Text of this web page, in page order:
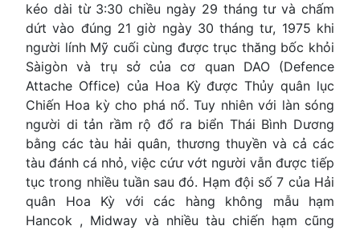
kéo dài từ 3:30 chiều ngày 29 tháng tư và chấm
dứt vào đúng 21 giờ ngày 30 tháng tư, 1975 khi
người lính Mỹ cuối cùng được trục thăng bốc khỏi
Sàigòn và trụ sở của cơ quan DAO (Defence
Attache Office) của Hoa Kỳ được Thủy quân lục
Chiến Hoa kỳ cho phá nổ. Tuy nhiên với làn sóng
người di tản rầm rộ đổ ra biển Thái Bình Dương
bằng các tàu hải quân, thương thuyền và cả các
tàu đánh cá nhỏ, việc cứư vớt người vẫn được tiếp
tục trong nhiều tuần sau đó. Hạm đội số 7 của Hải
quân Hoa Kỳ với các hàng không mẫu hạm
Hancok , Midway và nhiều tàu chiến hạm cũng